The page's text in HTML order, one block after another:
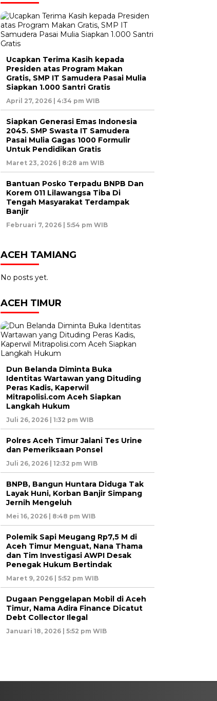
Ucapkan Terima Kasih kepada
Presiden atas Program Makan
Gratis, SMP IT Samudera Pasai Mulia
Siapkan 1.000 Santri Gratis
April 27, 2026 | 4:34 pm WIB
Siapkan Generasi Emas Indonesia
2045. SMP Swasta IT Samudera
Pasai Mulia Gagas 1000 Formulir
Untuk Pendidikan Gratis
Maret 23, 2026 | 8:28 am WIB
Bantuan Posko Terpadu BNPB Dan
Korem 011 Lilawangsa Tiba Di
Tengah Masyarakat Terdampak
Banjir
Februari 7, 2026 | 5:54 pm WIB
ACEH TAMIANG
No posts yet.
ACEH TIMUR
Dun Belanda Diminta Buka
Identitas Wartawan yang Dituding
Peras Kadis, Kaperwil
Mitrapolisi.com Aceh Siapkan
Langkah Hukum
Juli 26, 2026 | 1:32 pm WIB
Polres Aceh Timur Jalani Tes Urine
dan Pemeriksaan Ponsel
Juli 26, 2026 | 12:32 pm WIB
BNPB, Bangun Huntara Diduga Tak
Layak Huni, Korban Banjir Simpang
Jernih Mengeluh
Mei 16, 2026 | 8:48 pm WIB
Polemik Sapi Meugang Rp7,5 M di
Aceh Timur Menguat, Nana Thama
dan Tim Investigasi AWPI Desak
Penegak Hukum Bertindak
Maret 9, 2026 | 5:52 pm WIB
Dugaan Penggelapan Mobil di Aceh
Timur, Nama Adira Finance Dicatut
Debt Collector Ilegal
Januari 18, 2026 | 5:52 pm WIB